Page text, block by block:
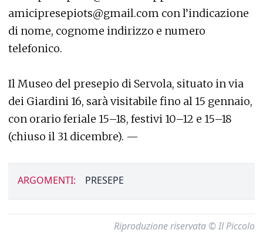
amicipresepiots@gmail.com con l’indicazione
di nome, cognome indirizzo e numero
telefonico.
Il Museo del presepio di Servola, situato in via
dei Giardini 16, sarà visitabile fino al 15 gennaio,
con orario feriale 15–18, festivi 10–12 e 15–18
(chiuso il 31 dicembre). —
ARGOMENTI: PRESEPE
Riproduzione riservata © Il Piccolo